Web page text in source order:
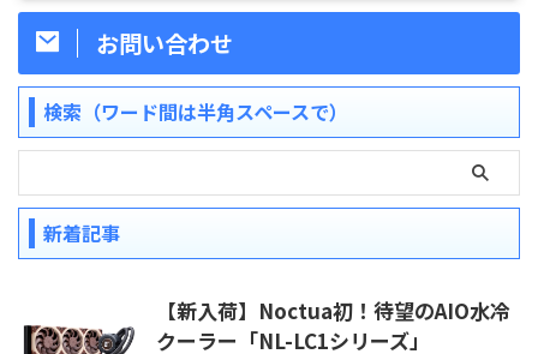
お問い合わせ
検索（ワード間は半角スペースで）
新着記事
【新入荷】Noctua初！待望のAIO水冷
クーラー「NL-LC1シリーズ」